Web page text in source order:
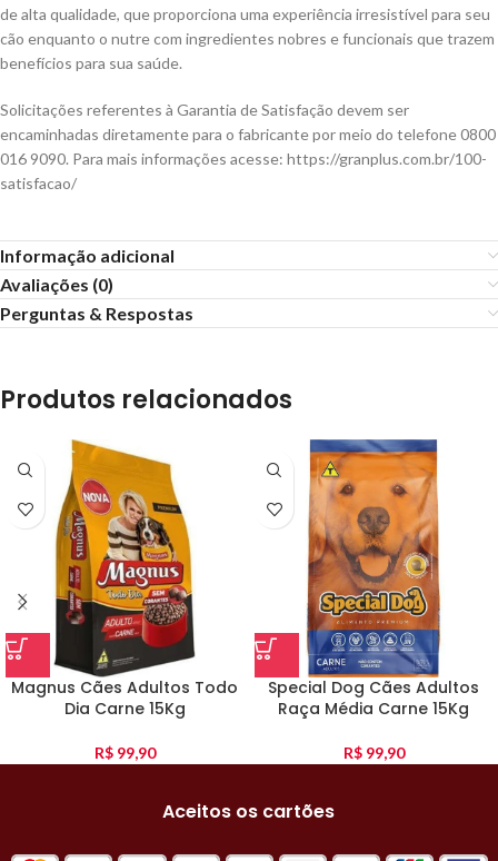
de alta qualidade, que proporciona uma experiência irresistível para seu
cão enquanto o nutre com ingredientes nobres e funcionais que trazem
benefícios para sua saúde.
Solicitações referentes à Garantia de Satisfação devem ser
encaminhadas diretamente para o fabricante por meio do telefone 0800
016 9090. Para mais informações acesse: https://granplus.com.br/100-
satisfacao/
Informação adicional
Avaliações (0)
Perguntas & Respostas
Produtos relacionados
Magnus Cães Adultos Todo
Dia Carne 15Kg
R$99,90
Special Dog Cães Adultos
Raça Média Carne 15Kg
R$99,90
Aceitos os cartões